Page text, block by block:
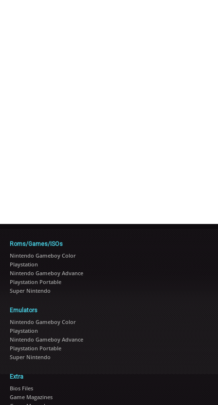
Roms/Games/ISOs
Nintendo Gameboy Color
Playstation
Nintendo Gameboy Advance
Playstation Portable
Super Nintendo
Emulators
Nintendo Gameboy Color
Playstation
Nintendo Gameboy Advance
Playstation Portable
Super Nintendo
Extra
Bios Files
Game Magazines